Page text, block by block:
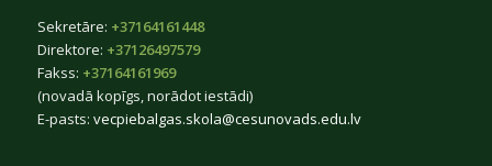
Sekretāre: +37164161448
Direktore: +37126497579
Fakss: +37164161969
(novadā kopīgs, norādot iestādi)
E-pasts: vecpiebalgas.skola@cesunovads.edu.lv